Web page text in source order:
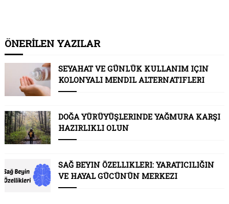
ÖNERİLEN YAZILAR
SEYAHAT VE GÜNLÜK KULLANIM IÇIN
KOLONYALI MENDIL ALTERNATIFLERI
DOĞA YÜRÜYÜŞLERINDE YAĞMURA KARŞI
HAZIRLIKLI OLUN
SAĞ BEYIN ÖZELLIKLERI: YARATICILIĞIN
VE HAYAL GÜCÜNÜN MERKEZI